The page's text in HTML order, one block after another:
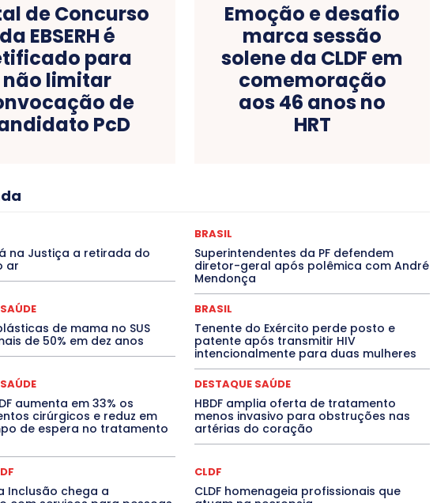
de Concurso
da EBSERH é
para
não limitar
de
PcD
Emoção e desafio
marca sessão
solene da CLDF em
comemoração
aos 46 anos no
HRT
TEMPORÁRIO
DESTAQUE BRASIL
DESTAQUES
Destaques Enfermagem Unida DESTAQUES OUTROS
DISTRITO FEDERAL
EDUCAÇÃO
ELEIÇÕES EMPREGO E OPORTUNIDADES ENTORNO
Especial
EVENTOS EXPOSIÇÃO Featured
Febre Amarela
INTELIGÊNCIA ARTIFICIAL
Jogos Online
LITERATURA
Grosso do Sul
Minas Gerais
Opinião Oropouche Pará Paraíba Paraná Pernambuco
POLÍTICA
PROCESSO SELETIVO PUBLIEDITORIAL
QUALIFICAÇÃO PROFISSIONAL
Rio de Janeiro Rio Grande do Sul Roraima Santa Catarina
São Paulo
SEGURANÇA Soltando o Verbo
TÁ FROID?
TIC TAC Tocantins
Mais
na Justiça a retirada do
ar
BRASIL
Superintendentes da PF defendem
diretor-geral após polêmica com André
Mendonça
de mama no SUS
de 50% em dez anos
BRASIL
Tenente do Exército perde posto e
patente após transmitir HIV
intencionalmente para duas mulheres
aumenta em 33% os
cirúrgicos e reduz em
de espera no tratamento
DESTAQUE SAÚDE
HBDF amplia oferta de tratamento
menos invasivo para obstruções nas
artérias do coração
Inclusão chega a
CLDF
CLDF homenageia profissionais que